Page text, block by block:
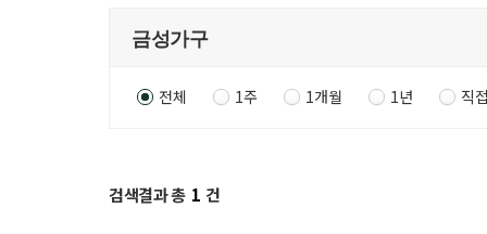
전체 1주 1개월 1년 직
검색결과 총 1 건